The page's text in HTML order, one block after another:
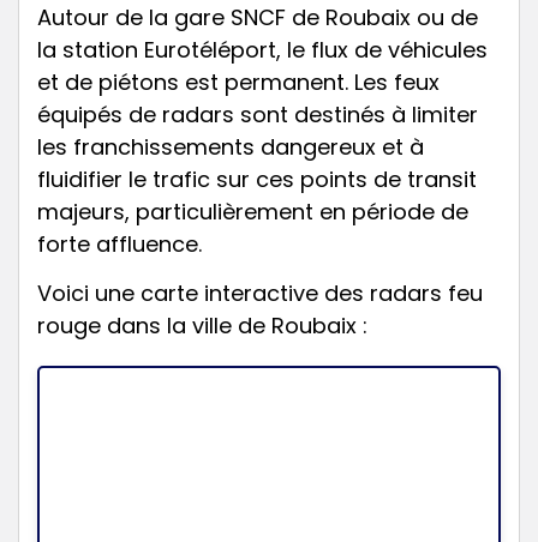
Autour de la gare SNCF de Roubaix ou de
la station Eurotéléport, le flux de véhicules
et de piétons est permanent. Les feux
équipés de radars sont destinés à limiter
les franchissements dangereux et à
fluidifier le trafic sur ces points de transit
majeurs, particulièrement en période de
forte affluence.
Voici une carte interactive des radars feu
rouge dans la ville de Roubaix :